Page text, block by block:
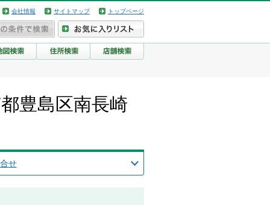
会社情報 サイトマップ トップページ
豊島区南長崎
せ